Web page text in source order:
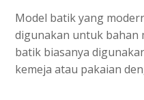
Model batik yang
digunakan untuk bahan
batik biasanya
kemeja atau pakaian